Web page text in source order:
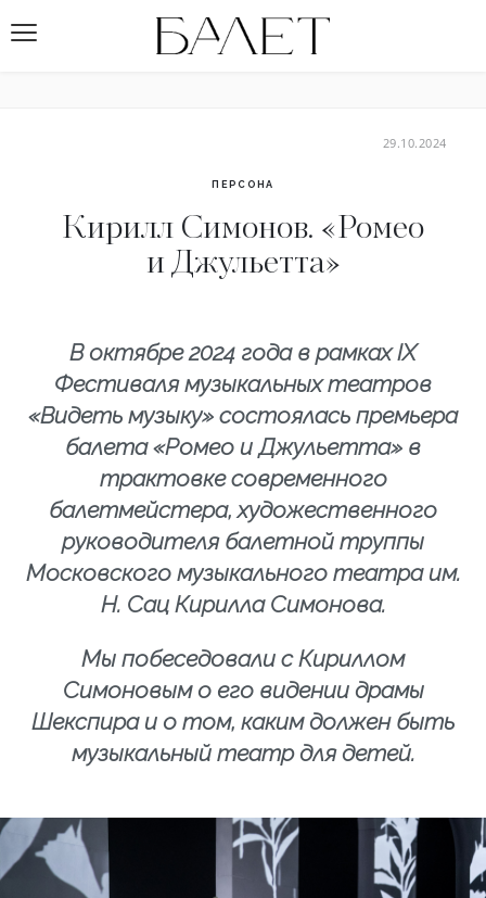
ПЕРСОНА
Кирилл Симонов. «Ромео
и Джульетта»
29.10.2024
В октябре 2024 года в рамках IX
Фестиваля музыкальных театров
«Видеть музыку» состоялась премьера
балета «Ромео и Джульетта» в
трактовке современного
балетмейстера, художественного
руководителя балетной труппы
Московского музыкального театра им.
Н. Сац Кирилла Симонова.
Мы побеседовали с Кириллом
Симоновым о его видении драмы
Шекспира и о том, каким должен быть
музыкальный театр для детей.